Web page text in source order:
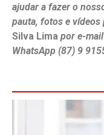
ajudar a fazer o
pauta, fotos e vídeos
Silva Lima por e-mail
WhatsApp (87) 9